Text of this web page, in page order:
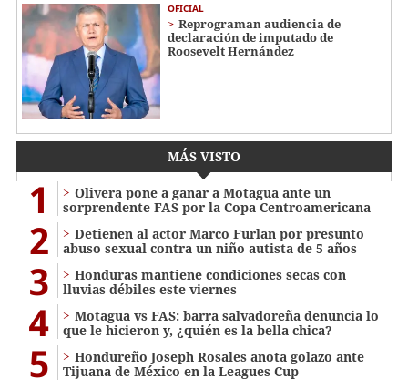
OFICIAL
Reprograman audiencia de
declaración de imputado de
Roosevelt Hernández
MÁS VISTO
1
Olivera pone a ganar a Motagua ante un
sorprendente FAS por la Copa Centroamericana
2
Detienen al actor Marco Furlan por presunto
abuso sexual contra un niño autista de 5 años
3
Honduras mantiene condiciones secas con
lluvias débiles este viernes
4
Motagua vs FAS: barra salvadoreña denuncia lo
que le hicieron y, ¿quién es la bella chica?
5
Hondureño Joseph Rosales anota golazo ante
Tijuana de México en la Leagues Cup